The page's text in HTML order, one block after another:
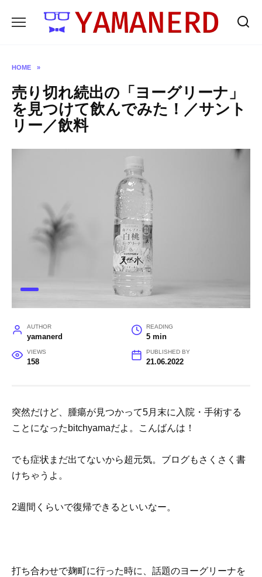
HOME »
売り切れ続出の「ヨーグリーナ」
を見つけて飲んでみた！／サント
リー／飲料
AUTHOR
yamanerd
READING
5 min
VIEWS
158
PUBLISHED BY
21.06.2022
突然だけど、腫瘍が見つかって5月末に入院・手術する
ことになったbitchyamaだよ。こんばんは！
でも症状まだ出てないから超元気。ブログもさくさく書
けちゃうよ。
2週間くらいで復帰できるといいなー。
打ち合わせで麹町に行った時に、話題のヨーグリーナを